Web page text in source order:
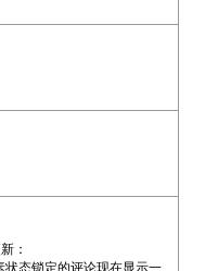
：
状态锁定的评论现在显示一